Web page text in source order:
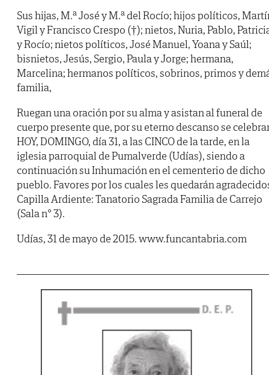
Sus hijas, M.ª José y M.ª del Rocío; hijos políticos,
Vigil y Francisco Crespo (†); nietos, Nuria, Pablo,
y Rocío; nietos políticos, José Manuel, Yoana y Saúl;
bisnietos, Jesús, Sergio, Paula y Jorge; hermana,
Marcelina; hermanos políticos, sobrinos, primos y
familia,
Ruegan una oración por su alma y asistan al funeral de
cuerpo presente que, por su eterno descanso se
HOY, DOMINGO, día 31, a las CINCO de la tarde, en la
iglesia parroquial de Pumalverde (Udías), siendo a
continuación su Inhumación en el cementerio de dicho
pueblo. Favores por los cuales les quedarán
Capilla Ardiente: Tanatorio Sagrada Familia de Carrejo
(Sala n° 3).
Udías, 31 de mayo de 2015. www.funcantabria.com